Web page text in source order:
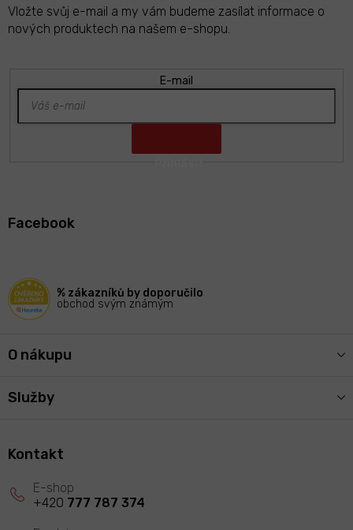
Vložte svůj e-mail a my vám budeme zasílat informace o
nových produktech na našem e-shopu.
E-mail
Facebook
% zákazníků by doporučilo
obchod svým známým
O nákupu
Služby
Kontakt
+420 777 787 374